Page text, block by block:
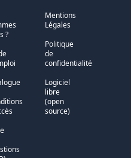
?
Mentions
Légales
Politique
de
confidentialité
Logiciel
libre
(open
source)